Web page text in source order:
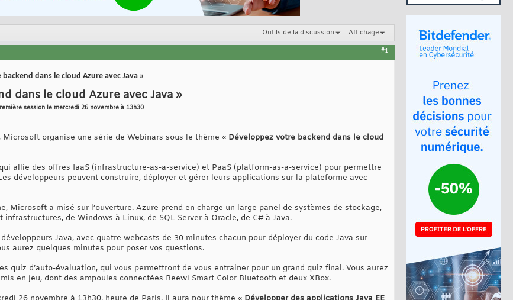
Outils de la discussion Affichage
#1
dans le cloud Azure avec Java »
dans le cloud Azure avec Java »
session le mercredi 26 novembre à 13h30
Microsoft organise une série de Webinars sous le thème « Développez votre backend dans le cloud
allie des offres IaaS (infrastructure-as-a-service) et PaaS (platform-as-a-service) pour permettre
développeurs peuvent construire, déployer et gérer leurs applications sur la plateforme avec
Microsoft a misé sur l’ouverture. Azure prend en charge un large panel de systèmes de stockage,
de Windows à Linux, de SQL Server à Oracle, de C# à Java.
Java, avec quatre webcasts de 30 minutes chacun pour déployer du code Java sur
aurez quelques minutes pour poser vos questions.
quiz d’auto-évaluation, qui vous permettront de vous entrainer pour un grand quiz final. Vous aurez
en jeu, dont des ampoules connectées Beewi Smart Color Bluetooth et deux XBox.